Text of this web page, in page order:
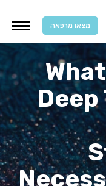
מצאו מרפאה